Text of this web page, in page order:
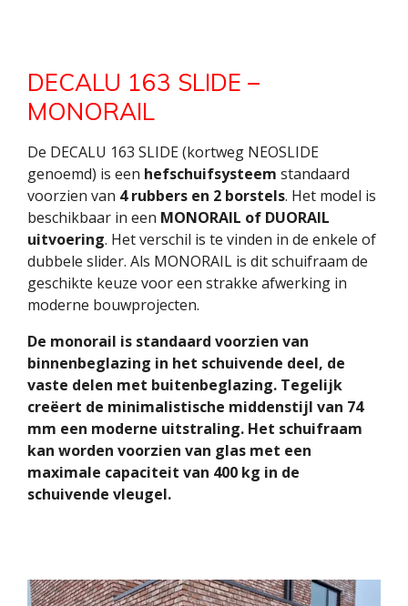
DECALU 163 SLIDE –
MONORAIL
De DECALU 163 SLIDE (kortweg NEOSLIDE
genoemd) is een hefschuifsysteem standaard
voorzien van 4 rubbers en 2 borstels. Het model is
beschikbaar in een MONORAIL of DUORAIL
uitvoering. Het verschil is te vinden in de enkele of
dubbele slider. Als MONORAIL is dit schuifraam de
geschikte keuze voor een strakke afwerking in
moderne bouwprojecten.
De monorail is standaard voorzien van
binnenbeglazing in het schuivende deel, de
vaste delen met buitenbeglazing. Tegelijk
creëert de minimalistische middenstijl van 74
mm een moderne uitstraling. Het schuifraam
kan worden voorzien van glas met een
maximale capaciteit van 400 kg in de
schuivende vleugel.